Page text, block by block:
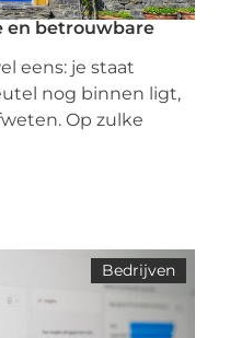
en betrouwbare
eens: je staat
nog binnen ligt,
Op zulke
Bedrijven